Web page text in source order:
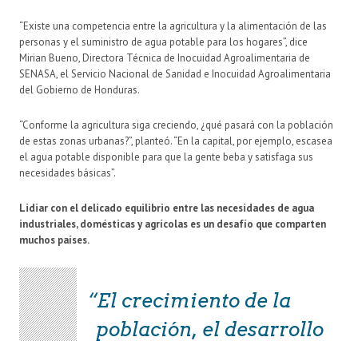
“Existe una competencia entre la agricultura y la alimentación de las
personas y el suministro de agua potable para los hogares”, dice
Mirian Bueno, Directora Técnica de Inocuidad Agroalimentaria de
SENASA, el Servicio Nacional de Sanidad e Inocuidad Agroalimentaria
del Gobierno de Honduras.
“Conforme la agricultura siga creciendo, ¿qué pasará con la población
de estas zonas urbanas?”, planteó. “En la capital, por ejemplo, escasea
el agua potable disponible para que la gente beba y satisfaga sus
necesidades básicas”.
Lidiar con el delicado equilibrio entre las necesidades de agua
industriales, domésticas y agrícolas es un desafío que comparten
muchos países.
El crecimiento de la
población, el desarrollo